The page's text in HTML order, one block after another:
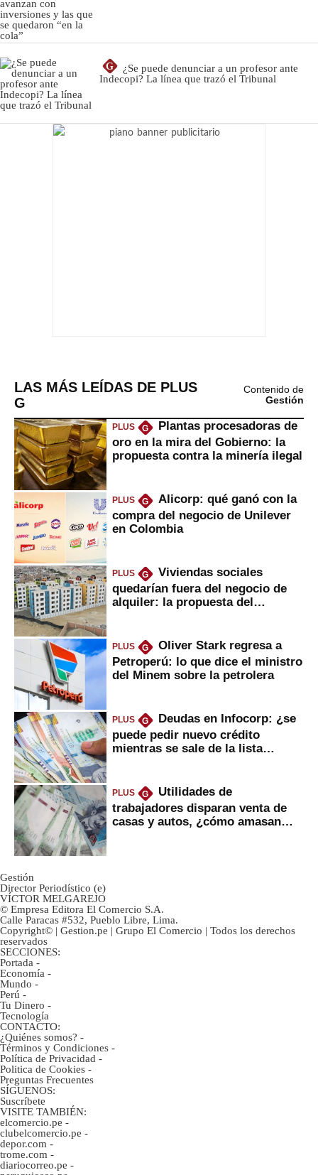
G
¿Se puede denunciar a un profesor ante
Indecopi? La línea que trazó el Tribunal
LAS MÁS LEÍDAS DE PLUS
G
Contenido de
Gestión
PLUS G
Plantas procesadoras de
oro en la mira del Gobierno: la
propuesta contra la minería ilegal
PLUS G
Alicorp: qué ganó con la
compra del negocio de Unilever
en Colombia
PLUS G
Viviendas sociales
quedarían fuera del negocio de
alquiler: la propuesta del
PLUS G
Oliver Stark regresa a
Petroperú: lo que dice el ministro
del Minem sobre la petrolera
PLUS G
Deudas en Infocorp: ¿se
puede pedir nuevo crédito
mientras se sale de la lista
PLUS G
Utilidades de
trabajadores disparan venta de
casas y autos, ¿cómo amasan
Gestión
Director Periodístico (e)
VÍCTOR MELGAREJO
© Empresa Editora El Comercio S.A.
Calle Paracas #532, Pueblo Libre, Lima.
Copyright© | Gestion.pe | Grupo El Comercio | Todos los derechos
reservados
SECCIONES:
Portada -
Economía -
Mundo -
Perú -
Tu Dinero -
Tecnología
CONTACTO:
¿Quiénes somos? -
Términos y Condiciones -
Política de Privacidad -
Politica de Cookies -
Preguntas Frecuentes
SÍGUENOS:
Suscríbete
VISITE TAMBIÉN:
elcomercio.pe -
clubelcomercio.pe -
depor.com -
trome.com -
diariocorreo.pe -